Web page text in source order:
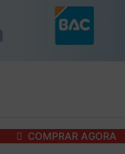
COMPRAR AGORA